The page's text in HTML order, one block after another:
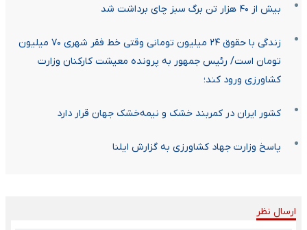
بیش از ۴۰ هزار تن برگ سبز چای برداشت شد
زندگی با حقوق ۲۴ میلیون تومانی وقتی خط فقر شهری ۷۰ میلیون
تومان است/ رئیس جمهور به پرونده معیشت کارکنان وزارت
کشاورزی ورود کند؛
کشور ایران در کمربند خشک و نیمه‌خشک جهان قرار دارد
پاسخ وزارت جهاد کشاورزی به گزارش ایلنا
ارسال نظر